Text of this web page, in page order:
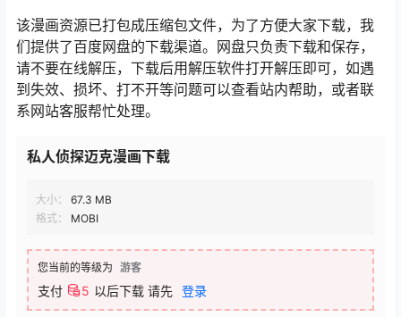
该漫画资源已打包成压缩包文件，为了方便大家下载，我
们提供了百度网盘的下载渠道。网盘只负责下载和保存，
请不要在线解压，下载后用解压软件打开解压即可，如遇
到失效、损坏、打不开等问题可以查看站内帮助，或者联
系网站客服帮忙处理。
私人侦探迈克漫画下载
大小：
67.3 MB
格式：
MOBI
您当前的等级为 游客
支付 5 以后下载 请先 登录